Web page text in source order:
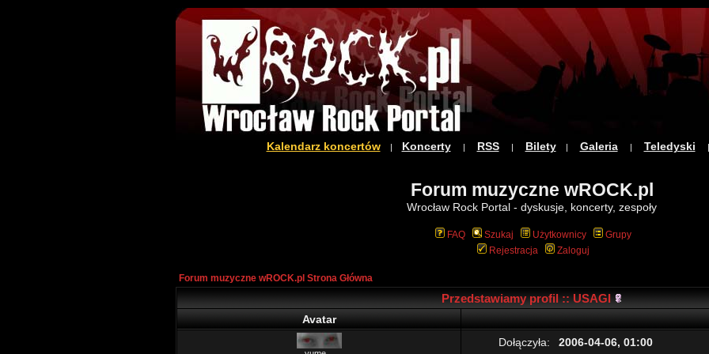
Kalendarz koncertów| Koncerty| RSS| Bilety| Galeria| Teledyski
Forum muzyczne wROCK.pl
Wrocław Rock Portal - dyskusje, koncerty, zespoły
FAQ Szukaj Użytkownicy
Grupy
Rejestracja
Zaloguj
Forum muzyczne wROCK.pl Strona Główna
Przedstawiamy profil :: USAGI
Avatar
Dołączyła: 2006-04-06, 01:00